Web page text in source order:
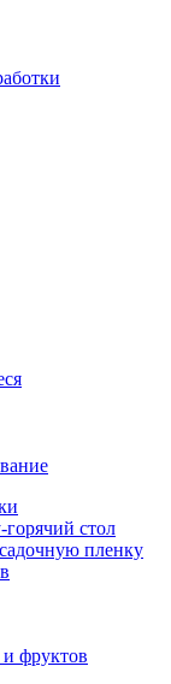
стол
пленку
фруктов